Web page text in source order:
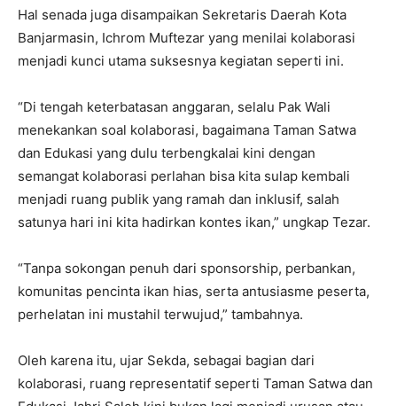
Hal senada juga disampaikan Sekretaris Daerah Kota
Banjarmasin, Ichrom Muftezar yang menilai kolaborasi
menjadi kunci utama suksesnya kegiatan seperti ini.
“Di tengah keterbatasan anggaran, selalu Pak Wali
menekankan soal kolaborasi, bagaimana Taman Satwa
dan Edukasi yang dulu terbengkalai kini dengan
semangat kolaborasi perlahan bisa kita sulap kembali
menjadi ruang publik yang ramah dan inklusif, salah
satunya hari ini kita hadirkan kontes ikan,” ungkap Tezar.
“Tanpa sokongan penuh dari sponsorship, perbankan,
komunitas pencinta ikan hias, serta antusiasme peserta,
perhelatan ini mustahil terwujud,” tambahnya.
Oleh karena itu, ujar Sekda, sebagai bagian dari
kolaborasi, ruang representatif seperti Taman Satwa dan